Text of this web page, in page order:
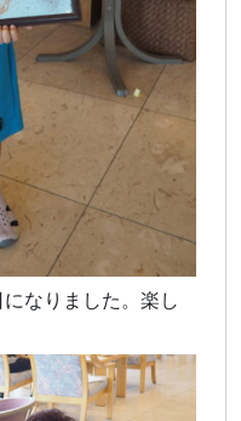
なりました。楽し